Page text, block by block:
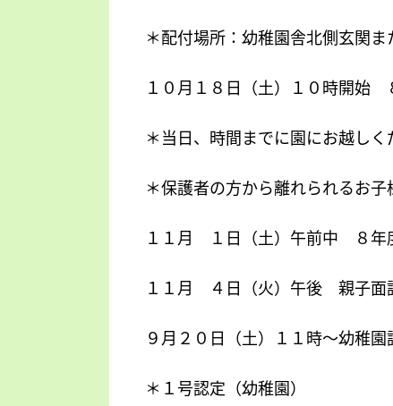
＊配付場所：幼稚園舎北側玄関ま
１０月１８日（土）１０時開始
＊当日、時間までに園にお越しく
＊保護者の方から離れられるお子
１１月 １日（土）午前中 ８年
１１月 ４日（火）午後 親子面
９月２０日（土）１１時～幼稚園
＊１号認定（幼稚園）